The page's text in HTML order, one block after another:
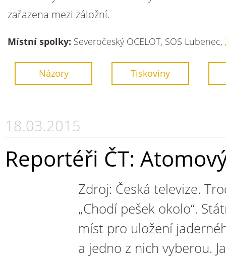
zařazena mezi záložní.
Místní spolky: Severočeský OCELOT, SOS Lubenec,
Názory Tiskoviny
18.03.2015
Reportéři ČT:
Zdroj: Česká televize.
„Chodí pešek okolo“.
míst pro uložení
a jedno z nich vyberou.